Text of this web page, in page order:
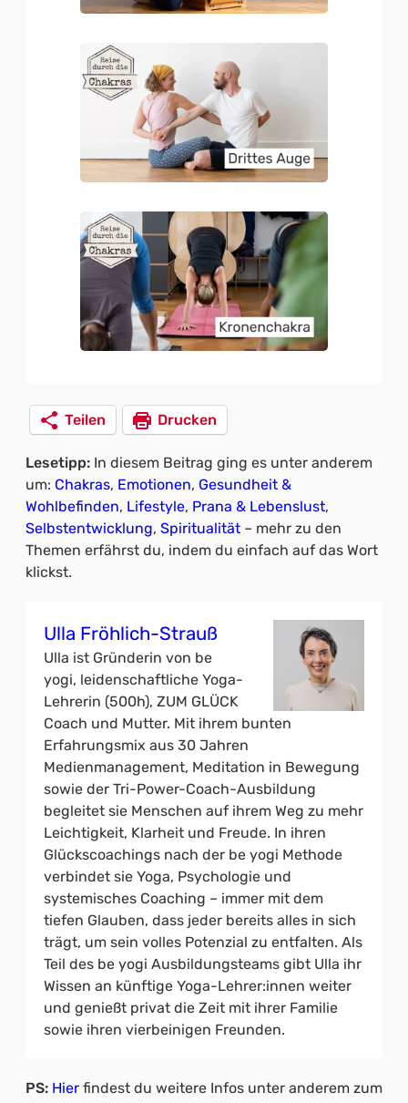
Teilen Drucken
Lesetipp: In diesem Beitrag ging es unter anderem
um: Chakras, Emotionen, Gesundheit &
Wohlbefinden, Lifestyle, Prana & Lebenslust
Selbstentwicklung, Spiritualität – mehr zu den
Themen erfährst du, indem du einfach auf das Wort
klickst.
Ulla Fröhlich-Strauß
Ulla ist Gründerin von be
yogi, leidenschaftliche Yoga-
Lehrerin (500h), ZUM GLÜCK
Coach und Mutter. Mit ihrem bunten
Erfahrungsmix aus 30 Jahren
Medienmanagement, Meditation in Bewegung
sowie der Tri-Power-Coach-Ausbildung
begleitet sie Menschen auf ihrem Weg zu mehr
Leichtigkeit, Klarheit und Freude. In ihren
Glückscoachings nach der be yogi Methode
verbindet sie Yoga, Psychologie und
systemisches Coaching – immer mit dem
tiefen Glauben, dass jeder bereits alles in sich
trägt, um sein volles Potenzial zu entfalten. Als
Teil des be yogi Ausbildungsteams gibt Ulla ihr
Wissen an künftige Yoga-Lehrer:innen weiter
und genießt privat die Zeit mit ihrer Familie
sowie ihren vierbeinigen Freunden.
PS: Hier findest du weitere Infos unter anderem zum